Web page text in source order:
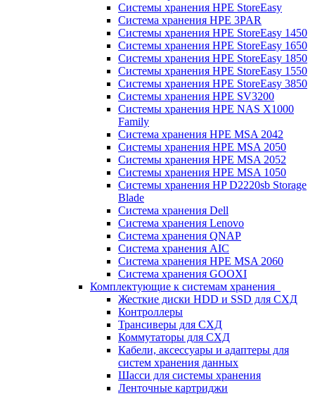
Системы хранения HPE StoreEasy
Система хранения HPE 3PAR
Системы хранения HPE StoreEasy 1450
Системы хранения HPE StoreEasy 1650
Системы хранения HPE StoreEasy 1850
Системы хранения HPE StoreEasy 1550
Системы хранения HPE StoreEasy 3850
Системы хранения HPE SV3200
Системы хранения HPE NAS X1000
Family
Система хранения HPE MSA 2042
Системы хранения HPE MSA 2050
Системы хранения HPE MSA 2052
Системы хранения HPE MSA 1050
Системы хранения HP D2220sb Storage
Blade
Система хранения Dell
Система хранения Lenovo
Система хранения QNAP
Система хранения AIC
Система хранения HPE MSA 2060
Система хранения GOOXI
Комплектующие к системам хранения
Жесткие диски HDD и SSD для СХД
Контроллеры
Трансиверы для СХД
Коммутаторы для СХД
Кабели, аксессуары и адаптеры для
систем хранения данных
Шасси для системы хранения
Ленточные картриджи